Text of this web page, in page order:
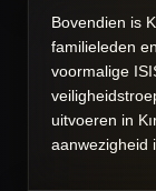
Bovendien is
familieleden
voormalige
uitvoeren in
aanwezigheid